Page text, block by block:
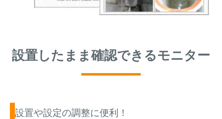
設置したまま確認できるモニター
設置や設定の調整に便利！